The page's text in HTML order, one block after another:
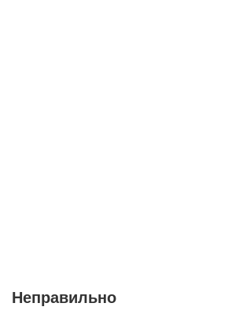
Неправильно